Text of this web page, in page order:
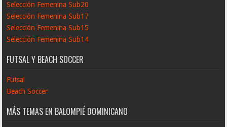
Selección Femenina Sub20
Selección Femenina Sub17
Selección Femenina Sub15
Selección Femenina Sub14
FUTSAL Y BEACH SOCCER
Futsal
Beach Soccer
MÁS TEMAS EN BALOMPIÉ DOMINICANO